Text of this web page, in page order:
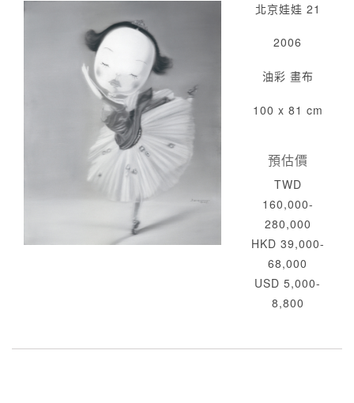
北京娃娃 21
2006
油彩 畫布
100 x 81 cm
預估價
TWD
160,000-
280,000
HKD 39,000-
68,000
USD 5,000-
8,800